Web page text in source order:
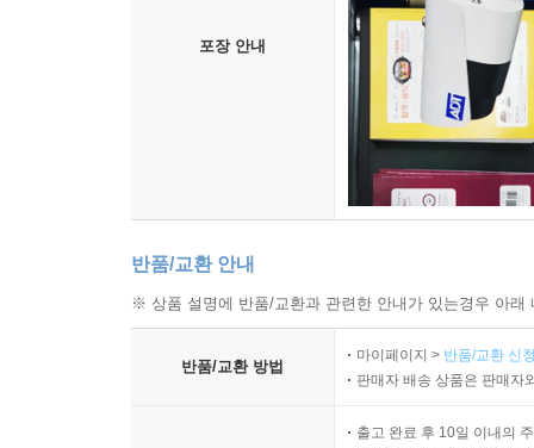
포장 안내
반품/교환 안내
※ 상품 설명에 반품/교환과 관련한 안내가 있는경우 아
반품/교환 방법
마이페이지 > 반품/교환 신
판매자 배송 상품은 판매자
출고 완료 후 10일 이내의